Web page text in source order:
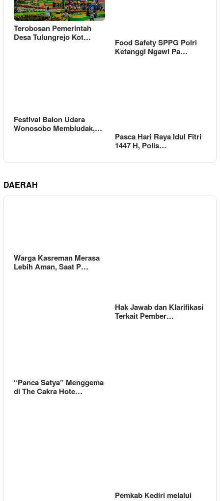
Terobosan Pemerintah
Desa Tulungrejo Kot…
Food Safety SPPG Polri
Ketanggi Ngawi Pa…
Festival Balon Udara
Wonosobo Membludak,…
Pasca Hari Raya Idul Fitri
1447 H, Polis…
DAERAH
Warga Kasreman Merasa
Lebih Aman, Saat P…
Hak Jawab dan Klarifikasi
Terkait Pember…
“Panca Satya” Menggema
di The Cakra Hote…
Pemkab Kediri melalui